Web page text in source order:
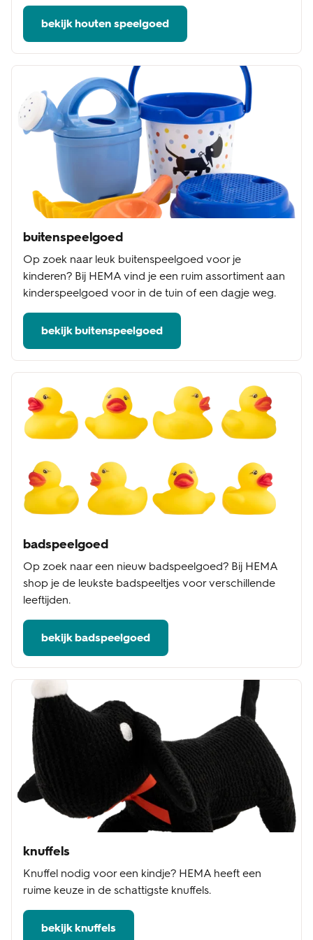
bekijk houten speelgoed
buitenspeelgoed
Op zoek naar leuk buitenspeelgoed voor je
kinderen? Bij HEMA vind je een ruim assortiment aan
kinderspeelgoed voor in de tuin of een dagje weg.
bekijk buitenspeelgoed
badspeelgoed
Op zoek naar een nieuw badspeelgoed? Bij HEMA
shop je de leukste badspeeltjes voor verschillende
leeftijden.
bekijk badspeelgoed
knuffels
Knuffel nodig voor een kindje? HEMA heeft een
ruime keuze in de schattigste knuffels.
bekijk knuffels